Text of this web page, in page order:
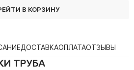
В КОРЗИНУ
ДОСТАВКАОПЛАТАОТЗЫВЫ
ТРУБА